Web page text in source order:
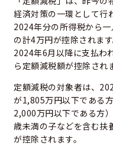
経済対策の一環として行
2024年分の所得税から
の計4万円が控除されま
2024年6月以降に支払わ
ら定額減税額が控除され
定額減税の対象者は、
が1,805万円以下である
2,000万円以下である方
歳未満の子などを含む扶
が控除されます。